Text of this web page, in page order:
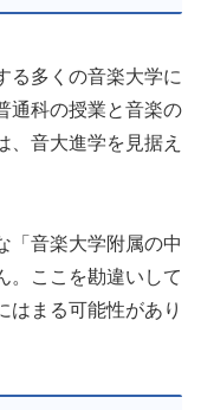
る多くの音楽大学に
通科の授業と音楽の
、音大進学を見据え
「音楽大学附属の中
。ここを勘違いして
はまる可能性があり